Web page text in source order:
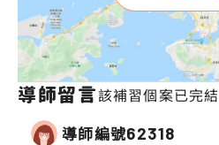
導師留言該補習個案已完結
導師編號62318